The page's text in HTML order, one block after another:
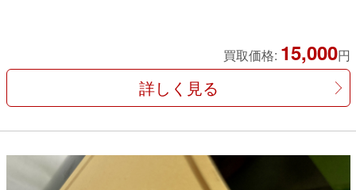
買取価格: 15,000円
詳しく見る